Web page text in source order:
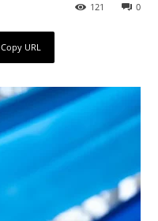
0
121
Copy URL